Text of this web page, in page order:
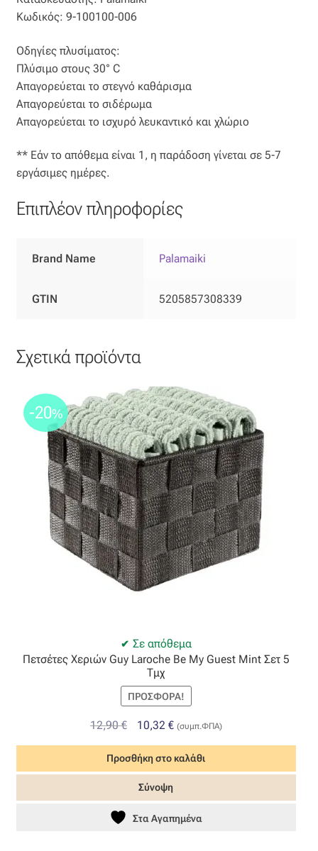
Οργάντζα μεταξωτή
Οργάντζα ντεβορέ
Οργάντζα τσαλακωτή
Ταφτάς (ταυτάς)
Ταφτάς μεταξωτός
Τζιν
Φιλ-κουπέ
Φλάμα
Φόδρα
Ψάθα
Όροι Χρήσης
Κωδικός: 9-100100-006
Οδηγίες πλυσίματος:
Πλύσιμο στους 30° C
Απαγορεύεται το στεγνό καθάρισμα
Απαγορεύεται το σιδέρωμα
Απαγορεύεται το ισχυρό λευκαντικό και χλώριο
** Εάν το απόθεμα είναι 1, η παράδοση γίνεται σε 5-7
εργάσιμες ημέρες.
Επιπλέον πληροφορίες
Brand Name Palamaiki
GTIN 5205857308339
Σχετικά προϊόντα
Σε απόθεμα
-20%
Πετσέτες Χεριών Guy Laroche Be My Guest Mint Σετ 5
Τμχ
ΠΡΟΣΦΟΡΆ!
12,90€
Original
price
was:
12,90 €.
10,32 €Η
τρέχουσα
τιμή
είναι:
(συμπ.ΦΠΑ)
Προσθήκη στο καλάθι
Σύνοψη
Στα Αγαπημένα